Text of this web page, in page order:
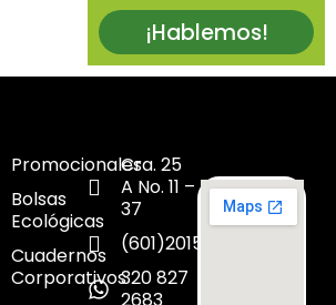
¡Hablemos!
Promocionales
Bolsas
Ecológicas
Cuadernos
Corporativos
Cra. 25
A No. 11 –
37
(601)2015300
320 827